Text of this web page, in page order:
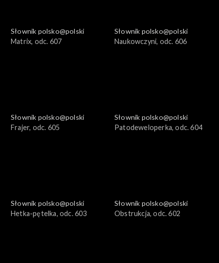
Słownik polsko@polski
Matrix, odc. 607
Słownik polsko@polski
Naukowczyni, odc. 606
Słownik polsko@polski
Frajer, odc. 605
Słownik polsko@polski
Patodeweloperka, odc. 604
Słownik polsko@polski
Hetka-pętelka, odc. 603
Słownik polsko@polski
Obstrukcja, odc. 602